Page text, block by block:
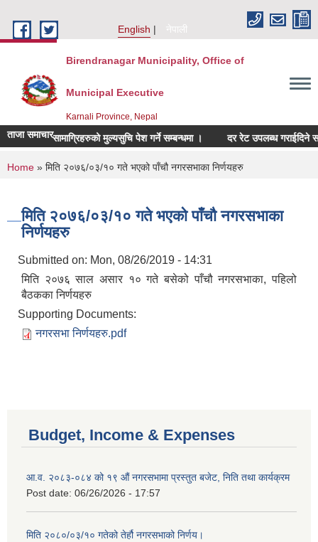
English
नेपाली
Birendranagar Municipality, Office of
Municipal Executive
Karnali Province, Nepal
ताजा समाचारसामाग्रिहरुको मुल्यसुचि पेश गर्ने सम्बन्धमा । दर रेट उपलब्ध गराईदिने
You are here
Home » मिति २०७६/०३/१० गते भएको पाँचौ नगरसभाका निर्णयहरु
मिति २०७६/०३/१० गते भएको पाँचौ नगरसभाका
निर्णयहरु
Submitted on: Mon, 08/26/2019 - 14:31
मिति २०७६ साल असार १० गते बसेको पाँचौ नगरसभाका, पहिलो
बैठकका निर्णयहरु
Supporting Documents:
नगरसभा निर्णयहरु.pdf
Budget, Income & Expenses
आ.व. २०८३-०८४ को १९ औं नगरसभामा प्रस्तुत बजेट, निति तथा कार्यक्रम
Post date: 06/26/2026 - 17:57
मिति २०८०/०३/१० गतेको तेर्हौ नगरसभाको निर्णय।